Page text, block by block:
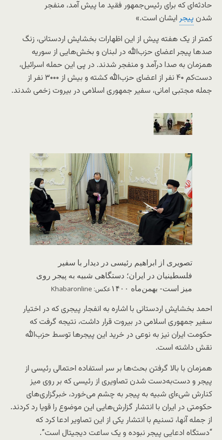
حادثه‌ای که برای رئیس‌جمهور فقید ما پیش آمد، منفجر
شدن پیجرایشان است.»
کمتر از یک هفته پیش از این اظهارات بخشایش اردستانی، زنگ
صدها پیجر اعضای حزب‌الله در لبنان و بخش‌هایی از سوریه
همزمان به صدا درآمد و منفجر شدند. در پی این حمله اسرائیل،
دست‌کم ۴۰ نفر از اعضای حزب‌الله کشته و بیش از ۳۰۰۰ نفر از
جمله مجتبی امانی، سفیر جمهوری اسلامی در بیروت زخمی شدند.
تصویری از ابراهیم رئیسی در دیدار با سفیر
فلسطینیان در ایران؛ دستگاهی شبیه به پیجر روی
میز است- بهمن‌ماه ۱۴۰۰
عکس: Khabaronline
احمد بخشایش اردستانی با اشاره به انفجار پیجری که در اختیار
سفیر جمهوری اسلامی در بیروت قرار داشت، نتیجه گرفت که
حکومت ایران نیز به نوعی در خرید این پیجرها توسط حزب‌الله
نقش داشته است.
همزمان با بالا گرفتن بحث‌ها بر سر استفاده احتمالی رئیسی از
پیجر و دست‌به‌دست شدن تصاویری از رئیسی که بر روی میز
کنارش شیء‌ای شبیه به پیجر به چشم می‌خورد، خبرگزاری‌های
حکومتی در ایران با انتشار گزارش‌هایی این موضوع را قویا رد کردند.
از جمله آنها، تسنیم با انتشار یکی از این تصاویر ادعا کرد که
“دستگاه ادعایی پیجر نبوده و یک ساعت دیجیتال است”.